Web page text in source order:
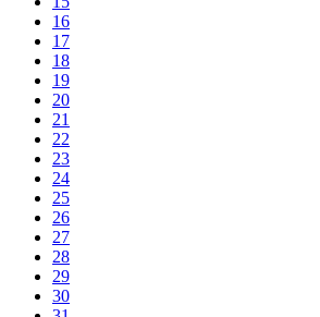
16
17
18
19
20
21
22
23
24
25
26
27
28
29
30